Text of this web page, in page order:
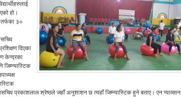
हो।
तर्फका ३०
दिएका
केन्द्रका
जिम्न्यास्टिक
प्रकाशलाल श्रेष्ठले जहाँ अनुशाशन छ त्यहाँ जिम्न्यास्टिक हुने बताए। एन प्याव्सान